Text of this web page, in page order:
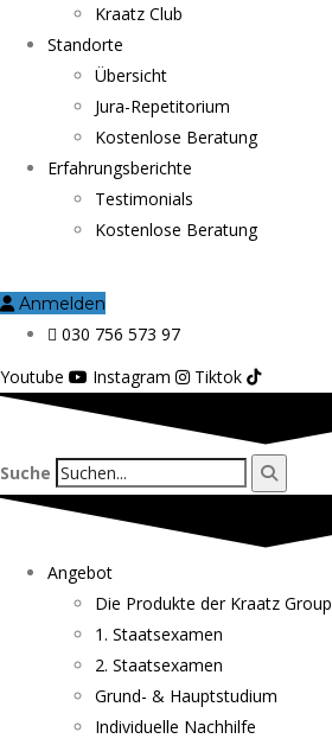
Kraatz Club
Standorte
Übersicht
Jura-Repetitorium
Kostenlose Beratung
Erfahrungsberichte
Testimonials
Kostenlose Beratung
Anmelden
030 756 573 97
Youtube
Instagram Tiktok
Suche
Angebot
Die Produkte der Kraatz Group
1. Staatsexamen
2. Staatsexamen
Grund- & Hauptstudium
Individuelle Nachhilfe